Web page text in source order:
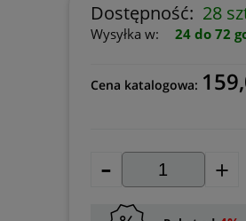
Dostępność: 28
Wysyłka w: 24 do 72
Cena katalogowa:
- +